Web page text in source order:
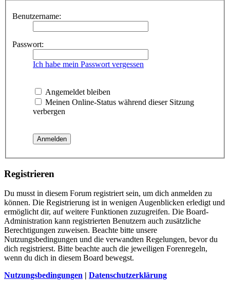
Benutzername:
Passwort:
Ich habe mein Passwort vergessen
Angemeldet bleiben
Meinen Online-Status während dieser Sitzung
verbergen
Registrieren
Du musst in diesem Forum registriert sein, um dich anmelden zu
können. Die Registrierung ist in wenigen Augenblicken erledigt und
ermöglicht dir, auf weitere Funktionen zuzugreifen. Die Board-
Administration kann registrierten Benutzern auch zusätzliche
Berechtigungen zuweisen. Beachte bitte unsere
Nutzungsbedingungen und die verwandten Regelungen, bevor du
dich registrierst. Bitte beachte auch die jeweiligen Forenregeln,
wenn du dich in diesem Board bewegst.
Nutzungsbedingungen | Datenschutzerklärung